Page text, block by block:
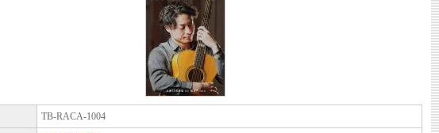
TB-RACA-1004